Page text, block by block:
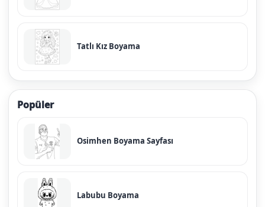
Tatlı Kız Boyama
Popüler
Osimhen Boyama Sayfası
Labubu Boyama